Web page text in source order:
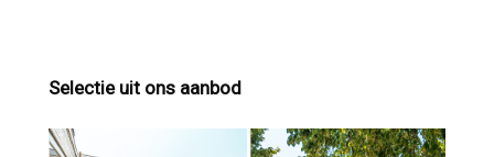
Selectie uit ons aanbod